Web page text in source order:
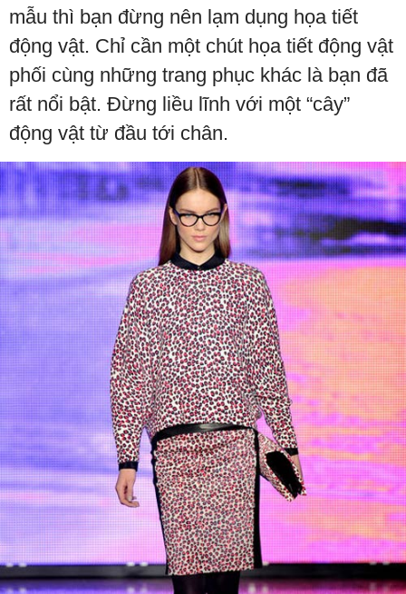
mẫu thì bạn đừng nên lạm dụng họa tiết
động vật. Chỉ cần một chút họa tiết động vật
phối cùng những trang phục khác là bạn đã
rất nổi bật. Đừng liều lĩnh với một “cây”
động vật từ đầu tới chân.